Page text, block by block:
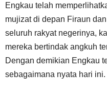
Engkau telah
mujizat di depan Firaun
seluruh rakyat negerinya,
mereka bertindak angkuh
Dengan demikian Engkau
sebagaimana nyata hari ini.